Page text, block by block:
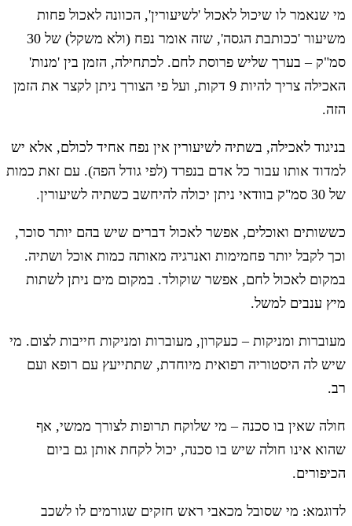
מי שנאמר לו שיכול לאכול 'לשיעורין', הכוונה לאכול פחות
משיעור 'ככותבת הגסה', שזה אומר נפח (ולא משקל) של 30
סמ"ק – בערך שליש פרוסת לחם. לכתחילה, הזמן בין 'מנות'
האכילה צריך להיות 9 דקות, ועל פי הצורך ניתן לקצר את הזמן
הזה.
בניגוד לאכילה, בשתיה לשיעורין אין נפח אחיד לכולם, אלא יש
למדוד אותו עבור כל אדם בנפרד (לפי גודל הפה). עם זאת כמות
של 30 סמ"ק בוודאי ניתן יכולה להיחשב כשתיה לשיעורין.
כששותים ואוכלים, אפשר לאכול דברים שיש בהם יותר סוכר,
וכך לקבל יותר פחמימות ואנרגיה מאותה כמות אוכל ושתיה.
במקום לאכול לחם, אפשר שוקולד. במקום מים ניתן לשתות
מיץ ענבים למשל.
מעוברות ומניקות – כעקרון, מעוברות ומניקות חייבות לצום. מי
שיש לה היסטוריה רפואית מיוחדת, שתתייעץ עם רופא ועם
רב.
חולה שאין בו סכנה – מי שלוקח תרופות לצורך ממשי, אף
שהוא אינו חולה שיש בו סכנה, יכול לקחת אותן גם ביום
הכיפורים.
לדוגמא: מי שסובל מכאבי ראש חזקים שגורמים לו לשכב